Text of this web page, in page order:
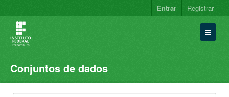
Entrar Registrar
Conjuntos de dados
Organizações
Conjuntos de dados